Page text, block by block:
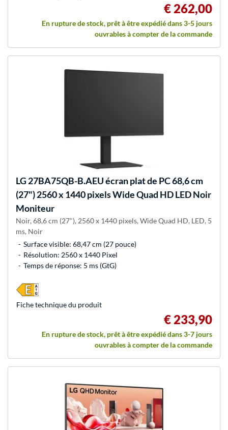
€ 262,00
En rupture de stock, prêt à être expédié dans 3-5 jours
ouvrables à compter de la commande
LG 27BA75QB-B.AEU écran plat de PC 68,6 cm
(27") 2560 x 1440 pixels Wide Quad HD LED Noir
Moniteur
Noir, 68,6 cm (27"), 2560 x 1440 pixels, Wide Quad HD, LED, 5
ms, Noir
Surface visible: 68,47 cm (27 pouce)
Résolution: 2560 x 1440 Pixel
Temps de réponse: 5 ms (GtG)
€ 233,90
En rupture de stock, prêt à être expédié dans 3-7 jours
ouvrables à compter de la commande
Fiche technique du produit